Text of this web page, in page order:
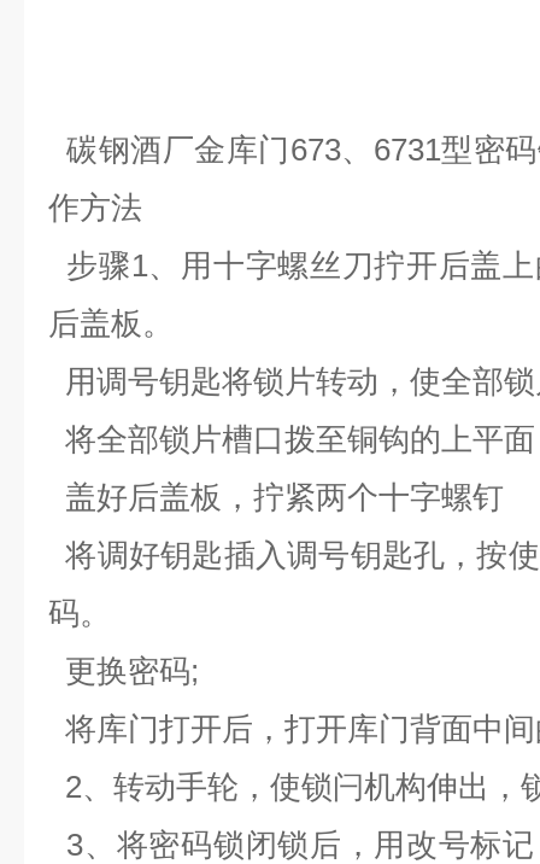
碳钢酒厂金库门673、 6731型密
作方法
步骤1、用十字螺丝刀拧开后盖
后盖板。
用调号钥匙将锁片转动，使全部
将全部锁片槽口拨至铜钩的上平面
盖好后盖板，拧紧两个十字螺钉
将调好钥匙插入调号钥匙孔，按
码。
更换密码;
将库门打开后，打开库门背面中
2、转动手轮，使锁闩机构伸出，
3、将密码锁闭锁后，用改号标